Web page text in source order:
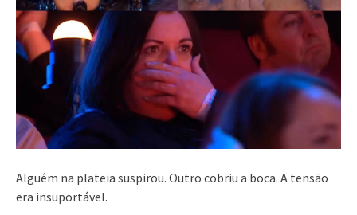
Alguém na plateia suspirou. Outro cobriu a boca. A tensão
era insuportável.